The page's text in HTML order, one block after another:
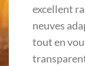
excellent
neuves
tout en